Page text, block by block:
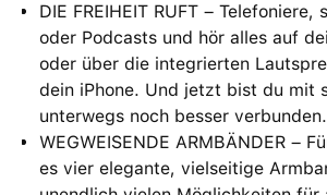
DIE FREIHEIT RUFT – Telefoniere,
oder Podcasts und hör alles auf
oder über die integrierten
dein iPhone. Und jetzt bist du mit
unterwegs noch besser verbunden.
WEGWEISENDE ARMBÄNDER –
es vier elegante, vielseitige